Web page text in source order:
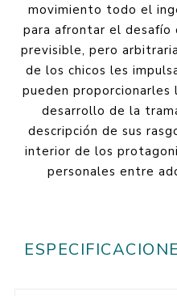
movimiento todo el
para afrontar el desafío
previsible, pero
de los chicos les
pueden proporcionarles
desarrollo de la
descripción de sus
interior de los
personales entre